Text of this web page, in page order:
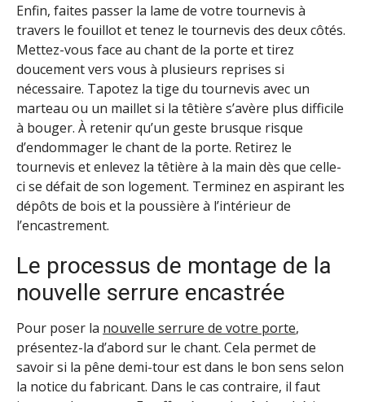
Enfin, faites passer la lame de votre tournevis à
travers le fouillot et tenez le tournevis des deux côtés.
Mettez-vous face au chant de la porte et tirez
doucement vers vous à plusieurs reprises si
nécessaire. Tapotez la tige du tournevis avec un
marteau ou un maillet si la têtière s’avère plus difficile
à bouger. À retenir qu’un geste brusque risque
d’endommager le chant de la porte. Retirez le
tournevis et enlevez la têtière à la main dès que celle-
ci se défait de son logement. Terminez en aspirant les
dépôts de bois et la poussière à l’intérieur de
l’encastrement.
Le processus de montage de la
nouvelle serrure encastrée
Pour poser la nouvelle serrure de votre porte,
présentez-la d’abord sur le chant. Cela permet de
savoir si la pêne demi-tour est dans le bon sens selon
la notice du fabricant. Dans le cas contraire, il faut